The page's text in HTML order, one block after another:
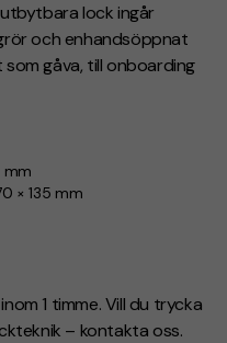
lock ingår
och enhandsöppnat
gåva, till onboarding
mm
× 135 mm
1 timme. Vill du trycka
– kontakta oss.